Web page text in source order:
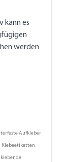
kann es
werden
Aufkleber
Klebeetiketten